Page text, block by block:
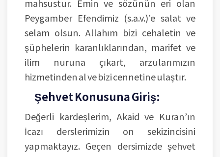
mahsustur. Emin ve sözünün eri olan
Peygamber Efendimiz (s.a.v.)’e salat ve
selam olsun. Allahım bizi cehaletin ve
şüphelerin karanlıklarından, marifet ve
ilim nuruna çıkart, arzularımızın
hizmetinden al ve bizi cennetine ulaştır.
Şehvet Konusuna Giriş:
Değerli kardeşlerim, Akaid ve Kuran’ın
İcazı derslerimizin on sekizincisini
yapmaktayız. Geçen dersimizde şehvet